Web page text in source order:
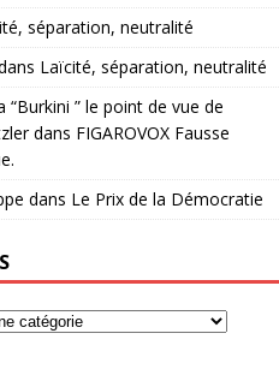
séparation, neutralité
Laïcité, séparation, neutralité
“Burkini ” le point de vue de
dans FIGAROVOX Fausse
dans Le Prix de la Démocratie